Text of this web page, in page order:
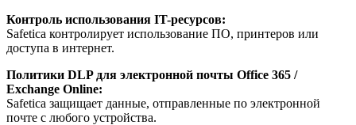
Контроль использования IT-ресурсов:
Safetica контролирует использование ПО, принтеров или
доступа в интернет.
Политики DLP для электронной почты Office 365 /
Exchange Online:
Safetica защищает данные, отправленные по электронной
почте с любого устройства.